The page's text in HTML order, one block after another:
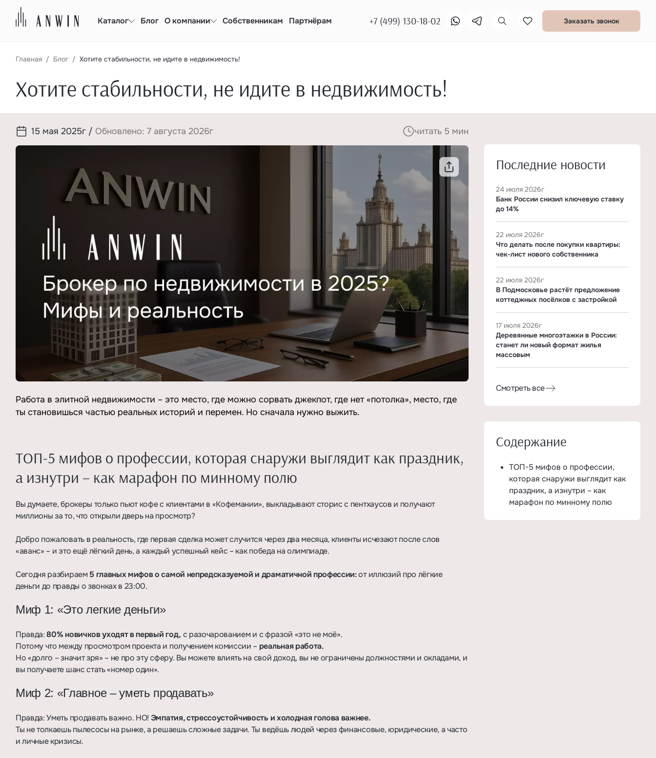
Каталог Блог О компании Собственникам Партнёрам +7 (499) 130-18-02 Заказать звонок
Главная Блог Хотите стабильности, не идите в недвижимость!
Хотите стабильности, не идите в недвижимость!
15 мая 2025г / Обновлено: 7 августа 2026г читать 5 мин
Работа в элитной недвижимости – это место, где можно сорвать джекпот, где нет «потолка», место, где
ты становишься частью реальных историй и перемен. Но сначала нужно выжить.
ТОП-5 мифов о профессии, которая снаружи выглядит как праздник,
а изнутри – как марафон по минному полю
Вы думаете, брокеры только пьют кофе с клиентами в «Кофемании», выкладывают сторис с пентхаусов и получают
миллионы за то, что открыли дверь на просмотр?
Добро пожаловать в реальность, где первая сделка может случится через два месяца, клиенты исчезают после слов
«аванс» – и это ещё лёгкий день, а каждый успешный кейс – как победа на олимпиаде.
Сегодня разбираем 5 главных мифов о самой непредсказуемой и драматичной профессии:от иллюзий про лёгкие
деньги до правды о звонках в 23:00.
Миф 1: «Это легкие деньги»
Правда:80% новичков уходят в первый год, с разочарованием и с фразой «это не моё».
Потому что между просмотром проекта и получением комиссии – реальная работа.
Но «долго – значит зря» – не про эту сферу. Вы можете влиять на свой доход, вы не ограничены должностями и окладами, и
вы получаете шанс стать «номер один».
Миф 2: «Главное – уметь продавать»
Правда: Уметь продавать важно. НО! Эмпатия, стрессоустойчивость и холодная голова важнее.
Ты не толкаешь пылесосы на рынке, а решаешь сложные задачи. Ты ведёшь людей через финансовые, юридические, а часто
и личные кризисы.
Последние новости
24 июля 2026г
Банк России снизил ключевую ставку
до 14%
22 июля 2026г
Что делать после покупки квартиры:
чек-лист нового собственника
22 июля 2026г
В Подмосковье растёт предложение
коттеджных посёлков с застройкой
17 июля 2026г
Деревянные многоэтажки в России:
станет ли новый формат жилья
массовым
Смотреть все
Содержание
ТОП-5 мифов о профессии,
которая снаружи выглядит как
праздник, а изнутри – как
марафон по минному полю